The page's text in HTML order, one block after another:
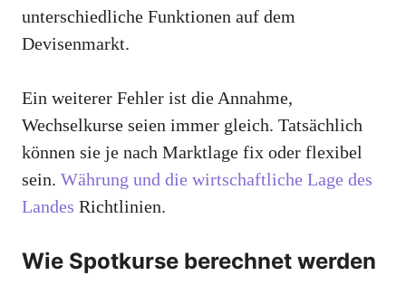
unterschiedliche Funktionen auf dem
Devisenmarkt.
Ein weiterer Fehler ist die Annahme,
Wechselkurse seien immer gleich. Tatsächlich
können sie je nach Marktlage fix oder flexibel
sein. Währung und die wirtschaftliche Lage des
Landes Richtlinien.
Wie Spotkurse berechnet werden